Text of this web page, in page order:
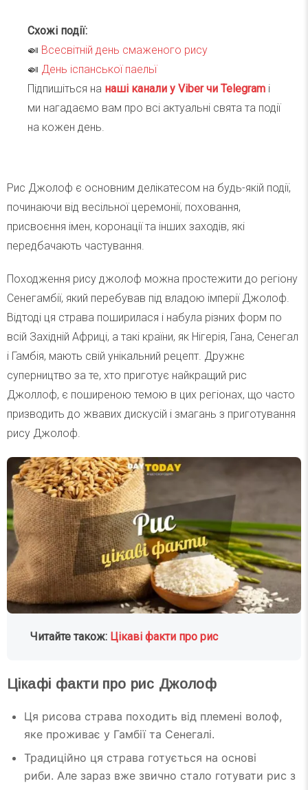
Схожі події:
🍛 Всесвітній день смаженого рису
🍛 День іспанської паельї
Підпишіться на наші канали у Viber чи Telegram і
ми нагадаємо вам про всі актуальні свята та події
на кожен день.
Рис Джолоф є основним делікатесом на будь-якій події,
починаючи від весільної церемонії, поховання,
присвоєння імен, коронації та інших заходів, які
передбачають частування.
Походження рису джолоф можна простежити до регіону
Сенегамбії, який перебував під владою імперії Джолоф.
Відтоді ця страва поширилася і набула різних форм по
всій Західній Африці, а такі країни, як Нігерія, Гана, Сенегал
і Гамбія, мають свій унікальний рецепт. Дружнє
суперництво за те, хто приготує найкращий рис
Джоллоф, є поширеною темою в цих регіонах, що часто
призводить до жвавих дискусій і змагань з приготування
рису Джолоф.
Читайте також: Цікаві факти про рис
Цікафі факти про рис Джолоф
Ця рисова страва походить від племені волоф,
яке проживає у Гамбії та Сенегалі.
Традиційно ця страва готується на основі
риби. Але зараз вже звично стало готувати рис з